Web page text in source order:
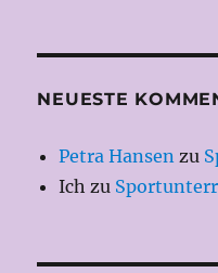
NEUESTE
Petra Hansen zu
Ich zu